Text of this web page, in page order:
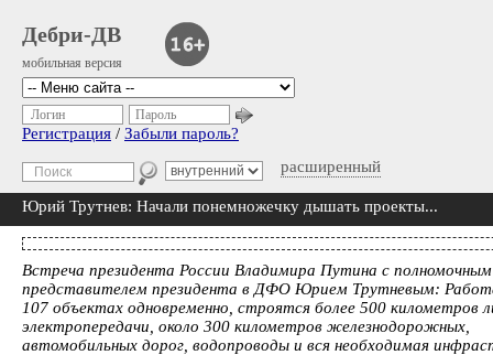
Дебри-ДВ
мобильная версия
расширенный
Логин Пароль
Регистрация / Забыли пароль?
Юрий Трутнев: Начали понемножечку дышать проекты...
Встреча президента России Владимира Путина с полномочным
представителем президента в ДФО Юрием Трутневым:
107 объектах одновременно, строятся более 500 километров
электропередачи, около 300 километров железнодорожных,
автомобильных дорог, водопроводы и вся необходимая